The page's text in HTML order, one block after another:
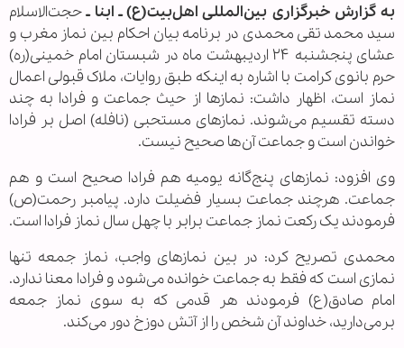
به گزارش خبرگزاری بین‌المللی اهل‌بیت(ع) ـ ابنا ـحجت‌الاسلام
سید محمد تقی محمدی در برنامه بیان احکام بین نماز مغرب و
عشای پنجشنبه ۲۴ اردیبهشت ماه در شبستان امام خمینی(ره)
حرم بانوی کرامت با اشاره به اینکه طبق روایات، ملاک قبولی اعمال
نماز است، اظهار داشت: نمازها از حیث جماعت و فرادا به چند
دسته تقسیم می‌شوند. نمازهای مستحبی (نافله) اصل بر فرادا
خواندن است و جماعت آن‌ها صحیح نیست.
وی افزود: نمازهای پنج‌گانه یومیه هم فرادا صحیح است و هم
جماعت. هرچند جماعت بسیار فضیلت دارد. پیامبر رحمت(ص)
فرمودند یک رکعت نماز جماعت برابر با چهل سال نماز فرادا است.
محمدی تصریح کرد: در بین نمازهای واجب، نماز جمعه تنها
نمازی است که فقط به جماعت خوانده می‌شود و فرادا معنا ندارد.
امام صادق(ع) فرمودند هر قدمی که به سوی نماز جمعه
برمی‌دارید، خداوند آن شخص را از آتش دوزخ دور می‌کند.